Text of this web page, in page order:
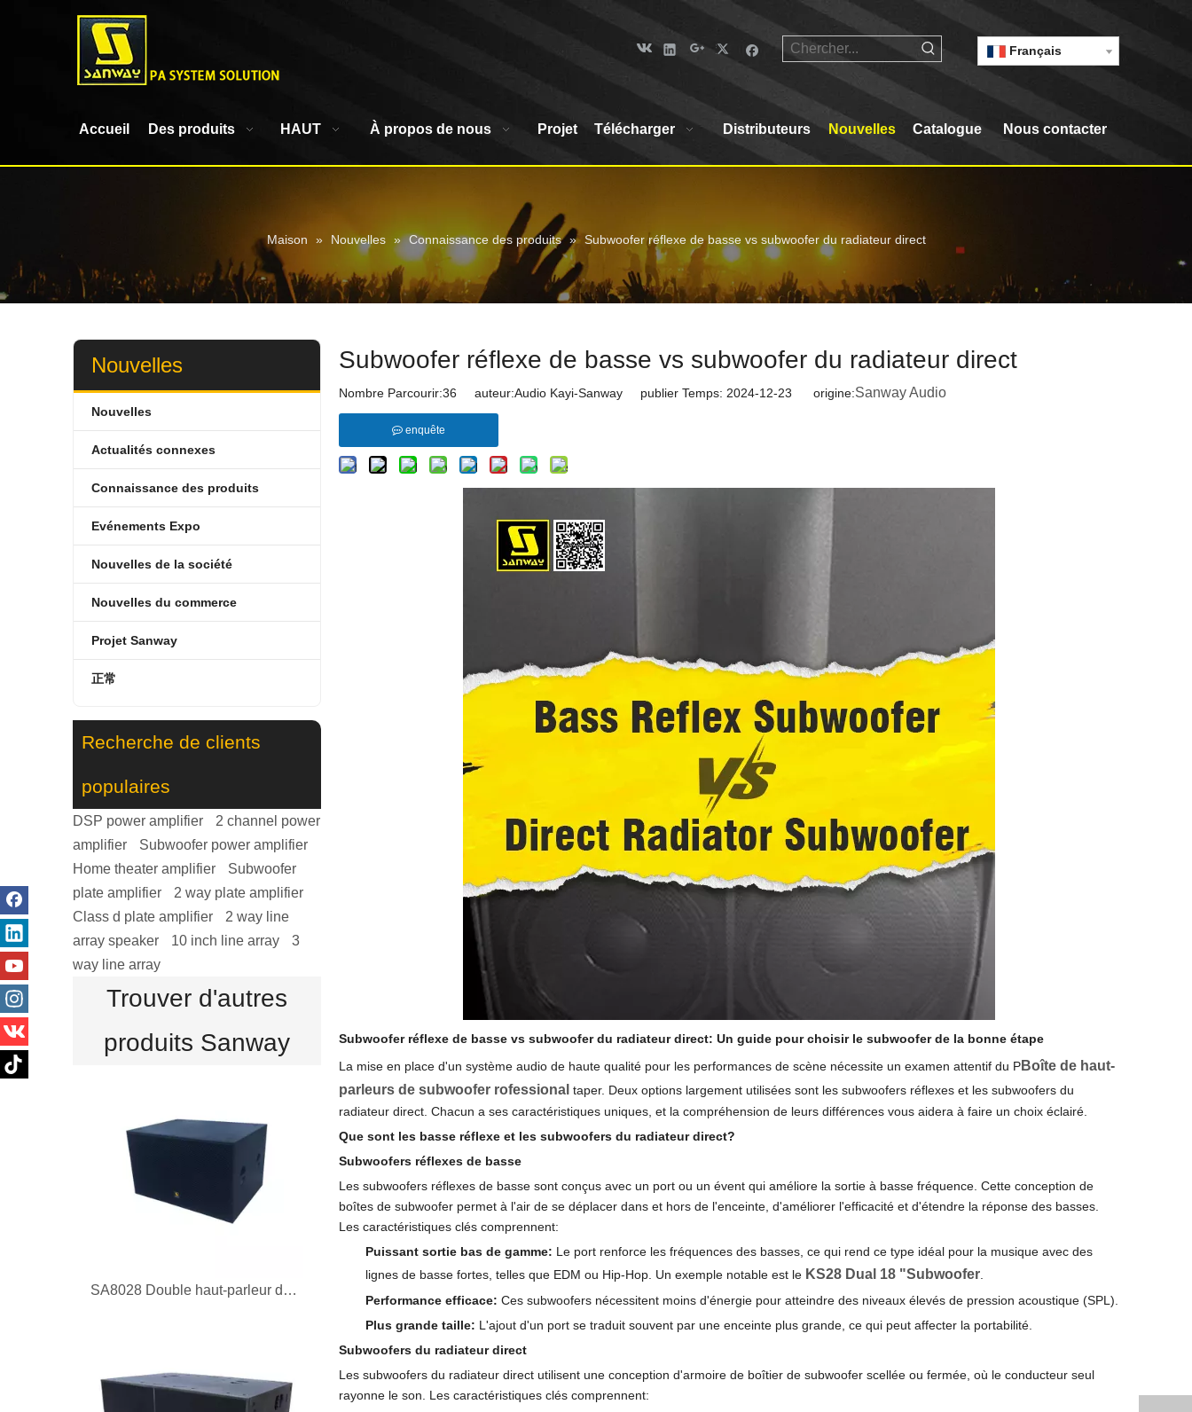
Français
Accueil Des produits HAUT À propos de nous Projet Télécharger Distributeurs Nouvelles Catalogue Nous contacter
Maison » Nouvelles » Connaissance des produits » Subwoofer réflexe de basse vs subwoofer du radiateur direct
Nouvelles
Nouvelles
Actualités connexes
Connaissance des produits
Evénements Expo
Nouvelles de la société
Nouvelles du commerce
Projet Sanway
正常
Recherche de clients
populaires
DSP power amplifier
2 channel power
amplifier
Subwoofer power amplifier
Home theater amplifier
Subwoofer
plate amplifier
2 way plate amplifier
Class d plate amplifier
2 way line
array speaker
10 inch line array
3
way line array
Trouver d'autres
produits Sanway
SA8028 Double haut-parleur de subwoofer PA alimenté de 18 pouces
Subwoofer réflexe de basse vs subwoofer du radiateur direct
Nombre Parcourir:36 auteur:Audio Kayi-Sanway publier Temps: 2024-12-23 origine:Sanway Audio
enquête
Subwoofer réflexe de basse vs subwoofer du radiateur direct: Un guide pour choisir le subwoofer de la bonne étape
La mise en place d'un système audio de haute qualité pour les performances de scène nécessite un examen attentif du PBoîte de haut-
parleurs de subwoofer rofessional taper. Deux options largement utilisées sont les subwoofers réflexes et les subwoofers du
radiateur direct. Chacun a ses caractéristiques uniques, et la compréhension de leurs différences vous aidera à faire un choix éclairé.
Que sont les basse réflexe et les subwoofers du radiateur direct?
Subwoofers réflexes de basse
Les subwoofers réflexes de basse sont conçus avec un port ou un évent qui améliore la sortie à basse fréquence. Cette conception de
boîtes de subwoofer permet à l'air de se déplacer dans et hors de l'enceinte, d'améliorer l'efficacité et d'étendre la réponse des basses.
Les caractéristiques clés comprennent:
Puissant sortie bas de gamme: Le port renforce les fréquences des basses, ce qui rend ce type idéal pour la musique avec des
lignes de basse fortes, telles que EDM ou Hip-Hop. Un exemple notable est le KS28 Dual 18 "Subwoofer
Performance efficace: Ces subwoofers nécessitent moins d'énergie pour atteindre des niveaux élevés de pression acoustique (SPL).
Plus grande taille: L'ajout d'un port se traduit souvent par une enceinte plus grande, ce qui peut affecter la portabilité.
Subwoofers du radiateur direct
Les subwoofers du radiateur direct utilisent une conception d'armoire de boîtier de subwoofer scellée ou fermée, où le conducteur seul
rayonne le son. Les caractéristiques clés comprennent: